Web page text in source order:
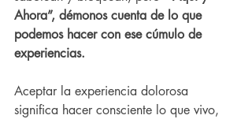
Ahora”, démonos cuenta de lo que
podemos hacer con ese cúmulo de
experiencias.
Aceptar la experiencia dolorosa
significa hacer consciente lo que vivo,